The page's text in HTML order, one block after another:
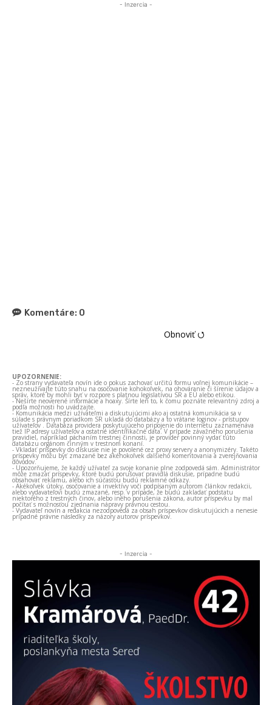
- Inzercia -
Komentáre: 0
Obnoviť ⭯
UPOZORNENIE:
- Zo strany vydavateľa novín ide o pokus zachovať určitú formu voľnej komunikácie –
nezneužívajte túto snahu na osočovanie kohokoľvek, na ohováranie či šírenie údajov a
správ, ktoré by mohli byť v rozpore s platnou legislatívou SR a EÚ alebo etikou.
- Nešírte neoverené informácie a hoaxy. Šírte len to, k čomu poznáte relevantný zdroj a
podľa možnosti ho uvádzajte.
- Komunikácia medzi užívateľmi a diskutujúcimi ako aj ostatná komunikácia sa v
súlade s právnym poriadkom SR ukladá do databázy a to vrátane loginov - prístupov
užívateľov . Databáza providera poskytujúceho pripojenie do internetu zaznamenáva
tiež IP adresy užívateľov a ostatné identifikačné dáta. V prípade závažného porušenia
pravidiel, napríklad páchaním trestnej činnosti, je provider povinný vydať túto
databázu orgánom činným v trestnom konaní.
- Vkladať príspevky do diskusie nie je povolené cez proxy servery a anonymizéry. Takéto
príspevky môžu byť zmazané bez akéhokoľvek ďalšieho komentovania a zverejňovania
dôvodov.
- Upozorňujeme, že každý užívateľ za svoje konanie plne zodpovedá sám. Administrátor
môže zmazať príspevky, ktoré budú porušovať pravidlá diskusie, prípadne budú
obsahovať reklamu, alebo ich súčasťou budú reklamné odkazy.
- Akékoľvek útoky, osočovanie a invektívy voči podpísaným autorom článkov redakcii,
alebo vydavateľovi budú zmazané, resp. v prípade, že budú zakladať podstatu
niektorého z trestných činov, alebo iného porušenia zákona, autor príspevku by mal
počítať s možnosťou zjednania nápravy právnou cestou.
- Vydavateľ novín a redakcia nezodpovedá za obsah príspevkov diskutujúcich a nenesie
prípadné právne následky za názory autorov príspevkov.
- Inzercia -